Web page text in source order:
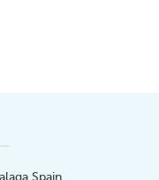
Spain